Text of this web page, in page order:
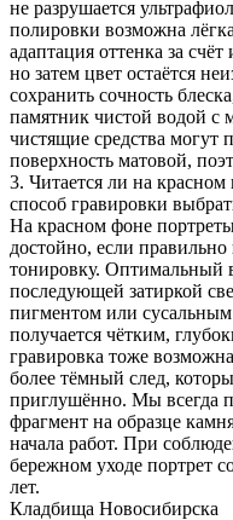
не разрушается
полировки возможна
адаптация оттенка за
но затем цвет остаётся
сохранить сочность
памятник чистой водой
чистящие средства могут
поверхность матовой,
3. Читается ли на
способ гравировки
На красном фоне
достойно, если
тонировку. Оптимальный
последующей затиркой
пигментом или
получается чётким,
гравировка тоже
более тёмный след,
приглушённо. Мы всегда
фрагмент на образце
начала работ. При
бережном уходе портрет
лет.
Кладбища Новосибирска